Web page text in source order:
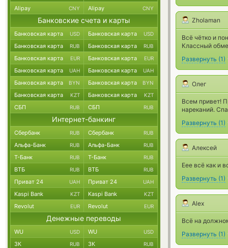
Zholaman
Всё чётко и
Классный
Развернуть (1)
Олег
Всем привет!
нареканий.
Развернуть (1)
Алексей
Еее всё как и
Развернуть (1)
Alex
Всё на
Развернуть (1)
Alipay CNY Alipay CNY
Банковские счета и карты
Банковская карта USD Банковская карта USD
Банковская карта RUB Банковская карта RUB
Банковская карта EUR Банковская карта EUR
Банковская карта UAH Банковская карта UAH
Банковская карта BYN Банковская карта BYN
Банковская карта KZT Банковская карта KZT
СБП RUB СБП RUB
Интернет-банкинг
Сбербанк RUB Сбербанк RUB
Альфа-Банк RUB Альфа-Банк RUB
Т-Банк RUB Т-Банк RUB
ВТБ RUB ВТБ RUB
Приват 24 UAH Приват 24 UAH
Kaspi Bank KZT Kaspi Bank KZT
Revolut EUR Revolut EUR
Денежные переводы
WU USD WU USD
ЗК RUB ЗК RUB